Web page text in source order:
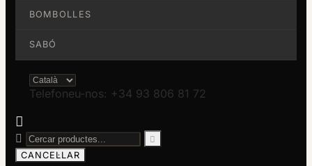
BOMBOLLES
SABÓ
Telefoneu-nos: +34 93 806 81 72



CANCEL·LAR